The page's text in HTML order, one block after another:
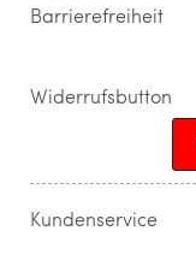
Barrierefreiheit
Widerrufsbutton
Kundenservice